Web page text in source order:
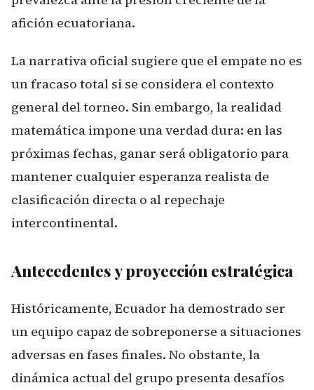
afición ecuatoriana.
La narrativa oficial sugiere que el empate no es
un fracaso total si se considera el contexto
general del torneo. Sin embargo, la realidad
matemática impone una verdad dura: en las
próximas fechas, ganar será obligatorio para
mantener cualquier esperanza realista de
clasificación directa o al repechaje
intercontinental.
Antecedentes y proyección estratégica
Históricamente, Ecuador ha demostrado ser
un equipo capaz de sobreponerse a situaciones
adversas en fases finales. No obstante, la
dinámica actual del grupo presenta desafíos